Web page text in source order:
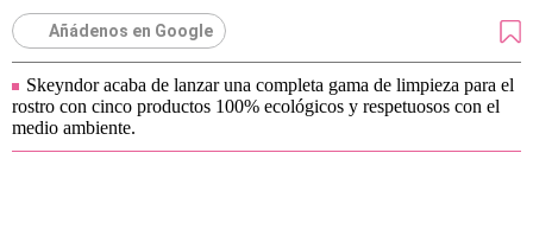
Añádenos en Google
Skeyndor acaba de lanzar una completa gama de limpieza para el
rostro con cinco productos 100% ecológicos y respetuosos con el
medio ambiente.